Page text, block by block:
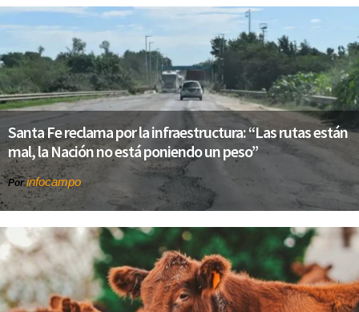
Santa Fe reclama por la infraestructura: “Las rutas están
mal, la Nación no está poniendo un peso”
Porinfocampo